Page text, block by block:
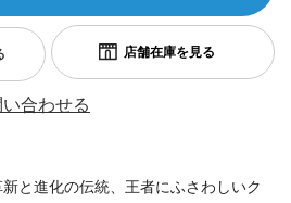
合わせる
と進化の伝統、王者にふさわしいク